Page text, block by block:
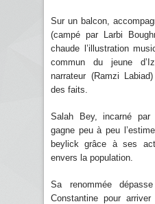
Sur un balcon,
(campé par Larbi
chaude l’illustration
commun du jeune
narrateur (Ramzi
des faits.
Salah Bey, incarné
gagne peu à peu
beylick grâce à ses
envers la population.
Sa renommée
Constantine pour